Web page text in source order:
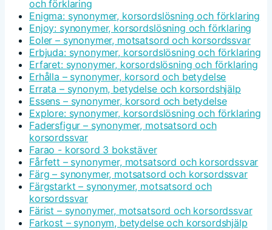
och förklaring
Enigma: synonymer, korsordslösning och förklaring
Enjoy: synonymer, korsordslösning och förklaring
Eoler – synonymer, motsatsord och korsordssvar
Erbjuda: synonymer, korsordslösning och förklaring
Erfaret: synonymer, korsordslösning och förklaring
Erhålla – synonymer, korsord och betydelse
Errata – synonym, betydelse och korsordshjälp
Essens – synonymer, korsord och betydelse
Explore: synonymer, korsordslösning och förklaring
Fadersfigur – synonymer, motsatsord och
korsordssvar
Farao - korsord 3 bokstäver
Fårfett – synonymer, motsatsord och korsordssvar
Färg – synonymer, motsatsord och korsordssvar
Färgstarkt – synonymer, motsatsord och
korsordssvar
Färist – synonymer, motsatsord och korsordssvar
Farkost – synonym, betydelse och korsordshjälp